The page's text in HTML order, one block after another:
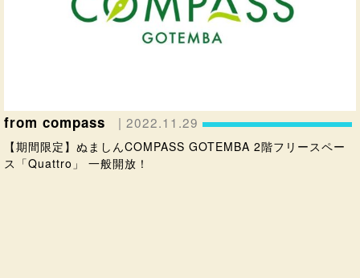
from compass | 2022.11.29
【期間限定】ぬましんCOMPASS GOTEMBA 2階フリースペー
ス「Quattro」 一般開放！